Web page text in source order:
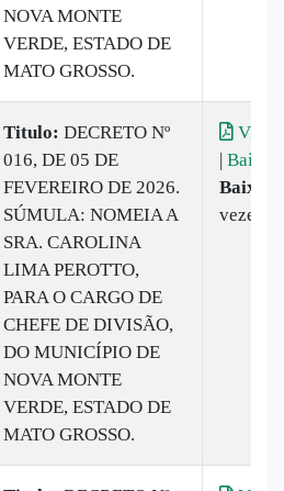
NOVA MONTE
VERDE, ESTADO DE
MATO GROSSO.
Titulo: DECRETO Nº
016, DE 05 DE
FEVEREIRO DE 2026.
SÚMULA: NOMEIA A
SRA. CAROLINA
LIMA PEROTTO,
PARA O CARGO DE
CHEFE DE DIVISÃO,
DO MUNICÍPIO DE
NOVA MONTE
VERDE, ESTADO DE
MATO GROSSO.
| Baixar
vezes